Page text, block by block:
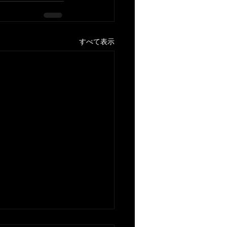
すべて表示